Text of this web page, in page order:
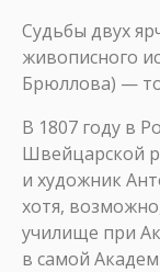
Судьбы двух
живописного
Брюллова) —
В 1807 году в
Швейцарской
и художник
хотя,
училище при
в самой